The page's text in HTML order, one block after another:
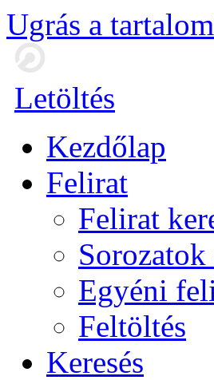
Ugrás a
Letöltés
Kezdőlap
Felirat
Felirat
Sorozatok
Egyéni
Feltöltés
Keresés